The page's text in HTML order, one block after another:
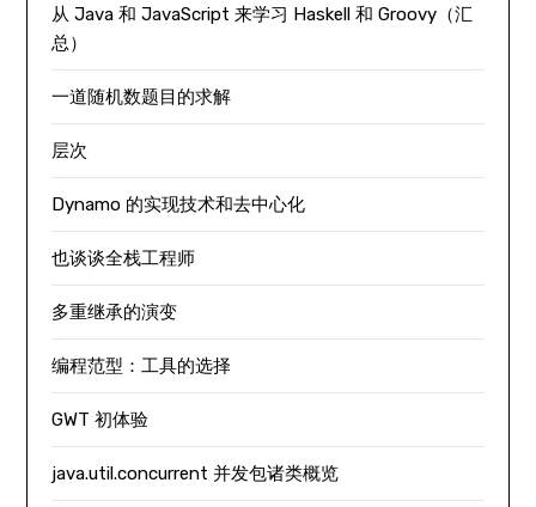
从 Java 和 JavaScript 来学习 Haskell 和 Groovy（汇
总）
一道随机数题目的求解
层次
Dynamo 的实现技术和去中心化
也谈谈全栈工程师
多重继承的演变
编程范型：工具的选择
GWT 初体验
java.util.concurrent 并发包诸类概览